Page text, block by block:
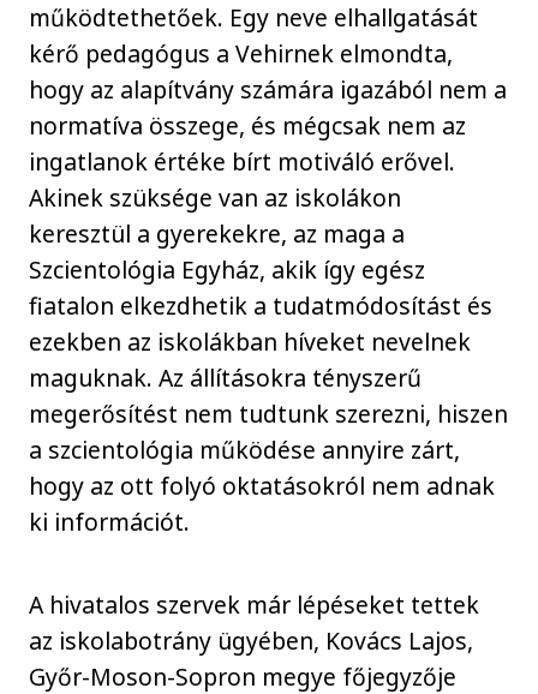
működtethetőek. Egy neve elhallgatását
kérő pedagógus a Vehirnek elmondta,
hogy az alapítvány számára igazából nem a
normatíva összege, és mégcsak nem az
ingatlanok értéke bírt motiváló erővel.
Akinek szüksége van az iskolákon
keresztül a gyerekekre, az maga a
Szcientológia Egyház, akik így egész
fiatalon elkezdhetik a tudatmódosítást és
ezekben az iskolákban híveket nevelnek
maguknak. Az állításokra tényszerű
megerősítést nem tudtunk szerezni, hiszen
a szcientológia működése annyire zárt,
hogy az ott folyó oktatásokról nem adnak
ki információt.
A hivatalos szervek már lépéseket tettek
az iskolabotrány ügyében, Kovács Lajos,
Győr-Moson-Sopron megye főjegyzője